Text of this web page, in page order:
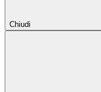
Chiudi